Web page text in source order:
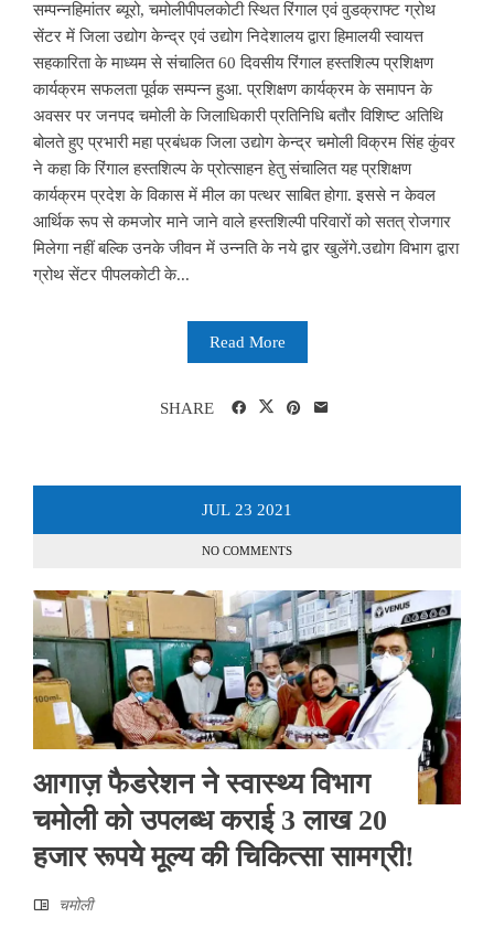
सम्पन्नहिमांतर ब्यूरो, चमोलीपीपलकोटी स्थित रिंगाल एवं वुडक्राफ्ट ग्रोथ
सेंटर में जिला उद्योग केन्द्र एवं उद्योग निदेशालय द्वारा हिमालयी स्वायत्त
सहकारिता के माध्यम से संचालित 60 दिवसीय रिंगाल हस्तशिल्प प्रशिक्षण
कार्यक्रम सफलता पूर्वक सम्पन्न हुआ. प्रशिक्षण कार्यक्रम के समापन के
अवसर पर जनपद चमोली के जिलाधिकारी प्रतिनिधि बतौर विशिष्ट अतिथि
बोलते हुए प्रभारी महा प्रबंधक जिला उद्योग केन्द्र चमोली विक्रम सिंह कुंवर
ने कहा कि रिंगाल हस्तशिल्प के प्रोत्साहन हेतु संचालित यह प्रशिक्षण
कार्यक्रम प्रदेश के विकास में मील का पत्थर साबित होगा. इससे न केवल
आर्थिक रूप से कमजोर माने जाने वाले हस्तशिल्पी परिवारों को सतत् रोजगार
मिलेगा नहीं बल्कि उनके जीवन में उन्नति के नये द्वार खुलेंगे.उद्योग विभाग द्वारा
ग्रोथ सेंटर पीपलकोटी के...
Read More
SHARE
JUL 23 2021
NO COMMENTS
आगाज़ फैडरेशन ने स्वास्थ्य विभाग
चमोली को उपलब्ध कराई 3 लाख 20
हजार रूपये मूल्य की चिकित्सा सामग्री!
चमोली